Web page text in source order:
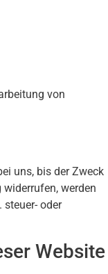
von
uns, bis der Zweck
werden
steuer- oder
Website